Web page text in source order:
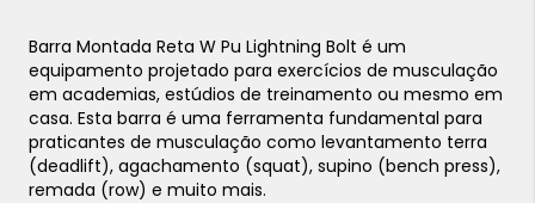
Barra Montada Reta W Pu Lightning Bolt é um
equipamento projetado para exercícios de musculação
em academias, estúdios de treinamento ou mesmo em
casa. Esta barra é uma ferramenta fundamental para
praticantes de musculação como levantamento terra
(deadlift), agachamento (squat), supino (bench press),
remada (row) e muito mais.